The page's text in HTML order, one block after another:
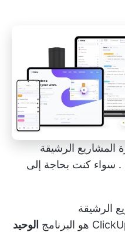
المشاريع الرشيقة
. سواء كنت بحاجة إلى
الرشيقة
الوحيد